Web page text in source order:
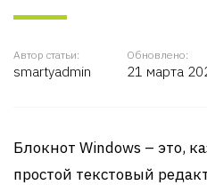
Автор статьи:
smartyadmin
Обновлено:
21 марта
Блокнот Windows – это,
простой текстовый